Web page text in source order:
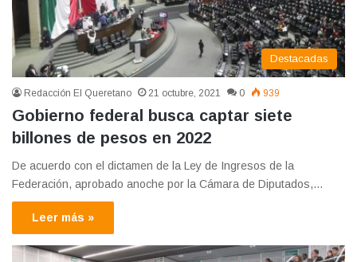
Destacadas
Redacción El Queretano 21 octubre, 2021 0 939
Gobierno federal busca captar siete
billones de pesos en 2022
De acuerdo con el dictamen de la Ley de Ingresos de la
Federación, aprobado anoche por la Cámara de Diputados,…
Leer más »